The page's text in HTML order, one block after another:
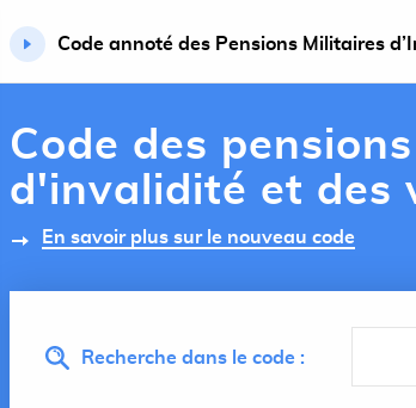
du site
Code annoté des Pensions Militaires
Code des
d'invalidité et des
En savoir plus sur le nouveau code
Recherche dans le code :